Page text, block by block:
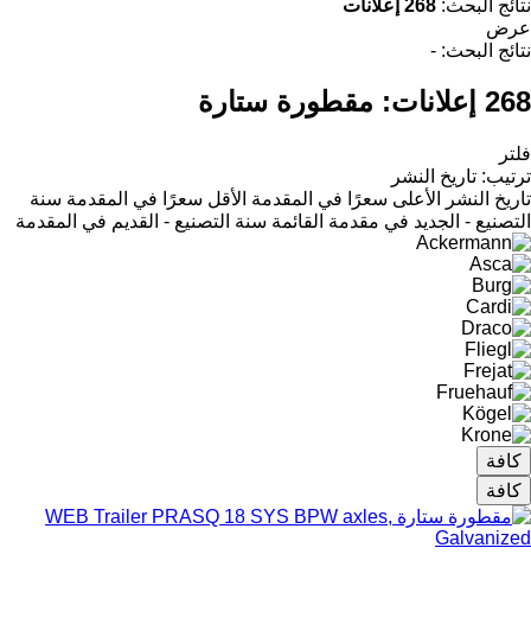
نتائج البحث: 268 إعلانات
عرض
نتائج البحث: -
268 إعلانات: مقطورة ستارة
فلتر
ترتيب: تاريخ النشر
تاريخ النشر
الأعلى سعرًا في المقدمة الأقل سعرًا في المقدمة سنة
التصنيع - الجديد في مقدمة القائمة سنة التصنيع - القديم في المقدمة
كافة
كافة